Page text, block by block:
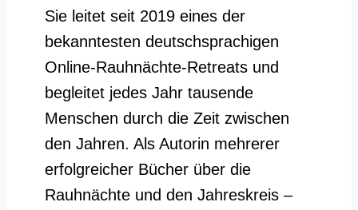
Sie leitet seit 2019 eines der
bekanntesten deutschsprachigen
Online-Rauhnächte-Retreats und
begleitet jedes Jahr tausende
Menschen durch die Zeit zwischen
den Jahren. Als Autorin mehrerer
erfolgreicher Bücher über die
Rauhnächte und den Jahreskreis –